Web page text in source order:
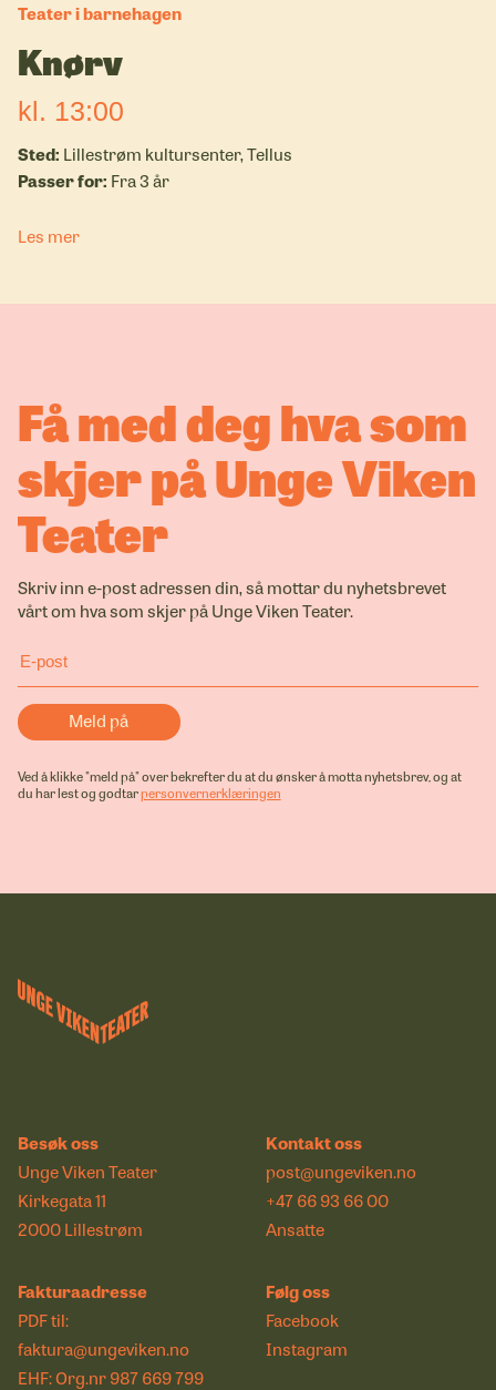
Teater i barnehagen
Knørv
kl. 13:00
Lillestrøm kultursenter, Tellus
Fra 3 år
Les mer
Få med deg hva som
skjer på Unge Viken
Teater
Skriv inn e-post adressen din, så mottar du nyhetsbrevet
vårt om hva som skjer på Unge Viken Teater.
Ved å klikke "meld på" over bekrefter du at du ønsker å motta nyhetsbrev, og at
du har lest og godtarpersonvernerklæringen
Besøk oss
Unge Viken Teater
Kirkegata 11
2000 Lillestrøm
Kontakt oss
post@ungeviken.no
+47 66 93 66 00
Ansatte
Fakturaadresse
PDF til:
faktura@ungeviken.no
EHF: Org.nr 987 669 799
Følg oss
Facebook
Instagram